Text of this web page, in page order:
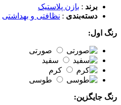
برند : بازن پلاستیک
دسته‌بندی : نظافتی و بهداشتی
رنگ اول:
صورتی
سفید
کرم
طوسی
رنگ جایگزین: